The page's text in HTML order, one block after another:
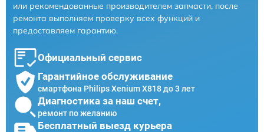
или рекомендованные производителем запчасти, после
ремонта выполняем проверку всех функций и
предоставляем гарантию.
Официальный сервис
Гарантийное обслуживание
смартфона Philips Xenium X818 до 3 лет
Диагностика за наш счет,
ремонт по желанию
Бесплатный выезд курьера